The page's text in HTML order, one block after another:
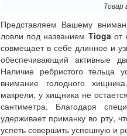
Товар
Представляем Вашему
ловли под названием Tiogaот
совмещает в себе длинное и
обеспечивающий активные
Наличие ребристого тельца
внимание голодного
макрели, у хищника не
сантиметра. Благодаря
удерживает приманку во рту,
успеть совершить успешную и